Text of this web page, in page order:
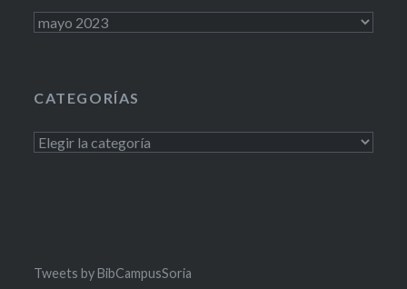
Archivos
CATEGORÍAS
Categorías
Tweets by BibCampusSoria